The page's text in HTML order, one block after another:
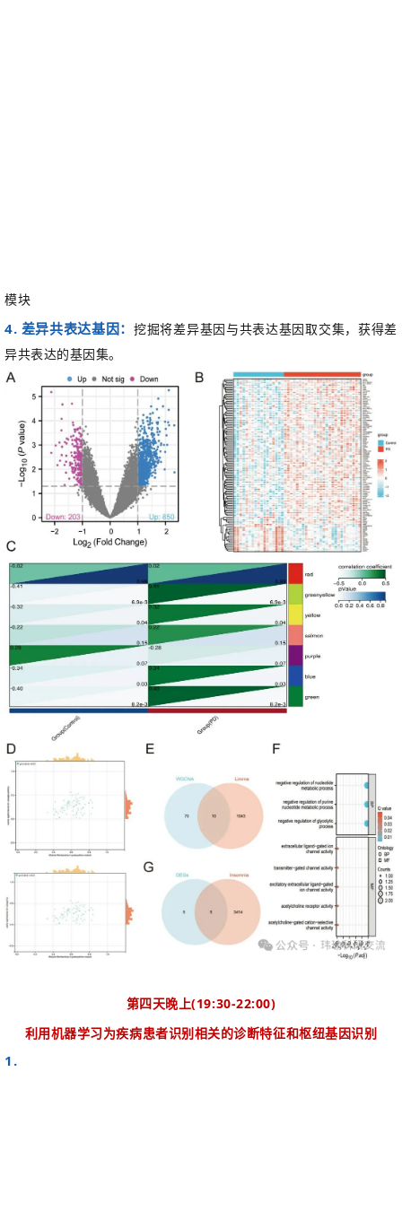
模块
4. 差异共表达基因： 挖掘将差异基因与共表达基因取交集，获得差
异共表达的基因集。
第四天晚上(19:30-22:00)
利用机器学习为疾病患者识别相关的诊断特征和枢纽基因识别
1.